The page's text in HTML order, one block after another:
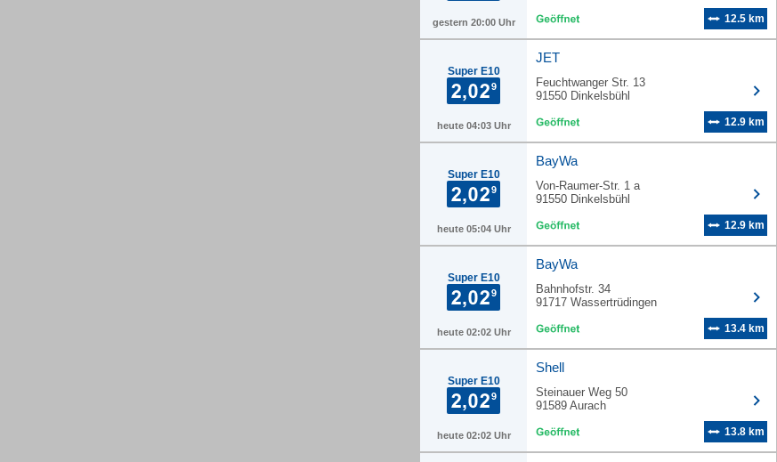
gestern 20:00 Uhr 12.5 km
Super E10
heute 04:03 Uhr
JET
Feuchtwanger Str. 13
91550 Dinkelsbühl
12.9 km
Super E10
heute 05:04 Uhr
BayWa
Von-Raumer-Str. 1 a
91550 Dinkelsbühl
12.9 km
Super E10
heute 02:02 Uhr
BayWa
Bahnhofstr. 34
91717 Wassertrüdingen
13.4 km
Super E10
heute 02:02 Uhr
Shell
Steinauer Weg 50
91589 Aurach
13.8 km